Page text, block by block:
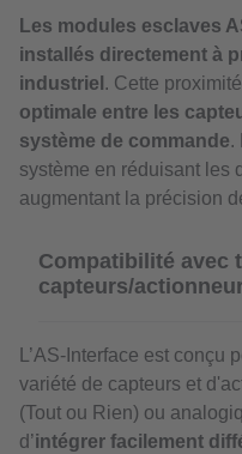
Les modules esclaves
installés directement à
industriel . Cette
optimale entre les
système de commande.
système en réduisant les
augmentant la précision
Compatibilité avec
capteurs/
L’AS-Interface est
variété de capteurs et
(Tout ou Rien) ou
d’intégrer facilement